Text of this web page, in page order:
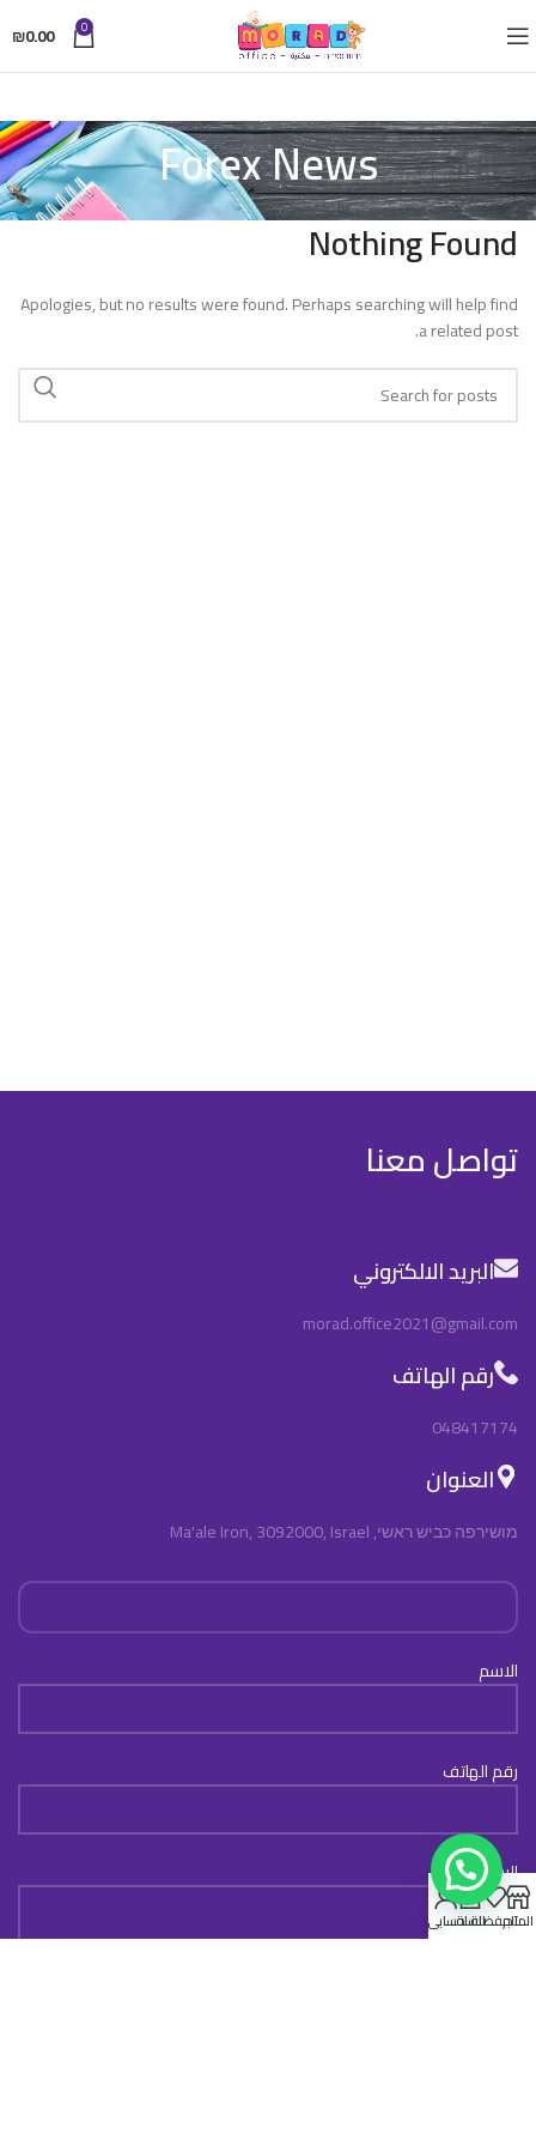
0
₪0.00
Forex News
Nothing Found
Apologies, but no results were found. Perhaps searching will help find
a related post.
تواصل معنا
البريد الالكتروني
morad.office2021@gmail.com
رقم الهاتف
048417174
العنوان
מושירפה כביש ראשי, Ma'ale Iron, 3092000, Israel
الاسم
رقم الهاتف
الرسالة
المتجرالمفضلة
0
السلةحسابي